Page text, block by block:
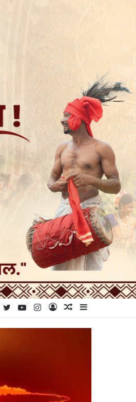
Random
Article
Log
In
Instagram
YouTube
Twitter
Facebook